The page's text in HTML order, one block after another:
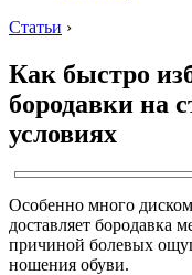
Статьи ›
Как быстро
бородавки на
условиях
Особенно много
доставляет бородавка
причиной болевых
ношения обуви.